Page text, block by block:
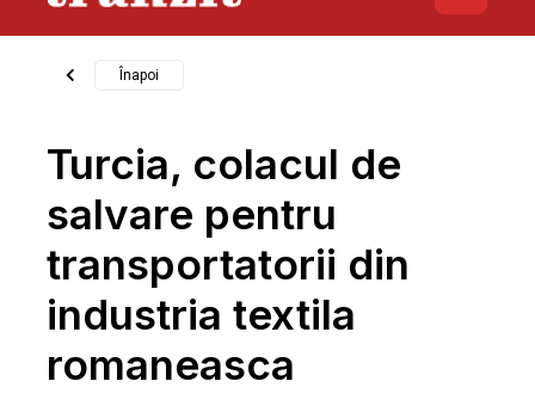
Înapoi
Turcia, colacul de
salvare pentru
transportatorii din
industria textila
romaneasca